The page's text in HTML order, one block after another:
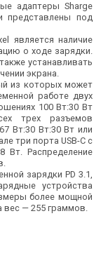
адаптеры Sharge
представлены под
является наличие
о ходе зарядки.
устанавливать
экрана.
из которых может
работе двух
100 Вт:30 Вт
трех разъемов
Вт:30 Вт:30 Вт или
три порта USB-C с
Распределение
зарядки PD 3.1,
устройства
более мощной
вес — 255 граммов.